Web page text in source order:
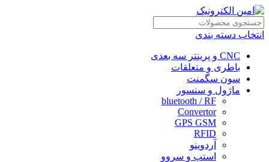
انتخاب دسته بندی
CNC و پرینتر سه بعدی
باطری و متعلقات
سون سگمنت
ماژول و سنسور
bluetooth / RF
Convertor
GPS GSM
RFID
آردوینو
استپ و سروو